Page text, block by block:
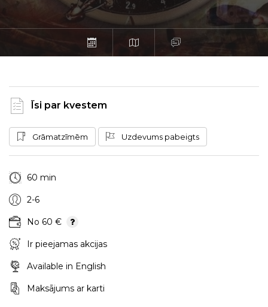
Īsi par kvestem
Grāmatzīmēm Uzdevums pabeigts
60 min
2-6
No 60 €
Ir pieejamas akcijas
Available in English
Maksājums ar karti